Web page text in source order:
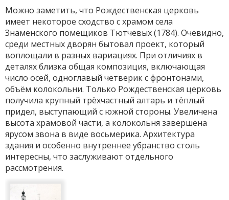
Можно заметить, что Рождественская церковь
имеет некоторое сходство с храмом села
Знаменского помещиков Тютчевых (1784). Очевидно,
среди местных дворян бытовал проект, который
воплощали в разных вариациях. При отличиях в
деталях близка общая композиция, включающая
число осей, одноглавый четверик с фронтонами,
объём колокольни. Только Рождественская церковь
получила крупный трёхчастный алтарь и тёплый
придел, выступающий с южной стороны. Увеличена
высота храмовой части, а колокольня завершена
ярусом звона в виде восьмерика. Архитектура
здания и особенно внутреннее убранство столь
интересны, что заслуживают отдельного
рассмотрения.